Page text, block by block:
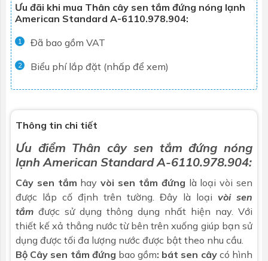
Ưu đãi khi mua Thân cây sen tắm đứng nóng lạnh
American Standard A-6110.978.904:
1 Đã bao gồm VAT
2 Biểu phí lắp đặt (nhấp để xem)
Thông tin chi tiết
Ưu điểm Thân cây sen tắm đứng nóng
lạnh American Standard A-6110.978.904:
Cây sen tắm hayvòi sen tắm đứng là loại vòi sen
được lắp cố định trên tường. Đây là loại vòi sen
tắm được sử dụng thông dụng nhất hiện nay. Với
thiết kế xả thẳng nước từ bên trên xuống giúp bạn sử
dụng được tối đa lượng nước được bật theo nhu cầu.
Bộ Cây sen tắm đứng bao gồm: bát sen câycó hình